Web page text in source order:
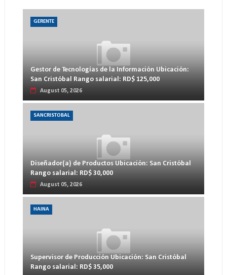
GERENTE
Gestor de Tecnologías de la Información Ubicación:
San Cristóbal Rango salarial: RD$ 125,000
August 05, 2026
SANCRISTOBAL
Diseñador(a) de Productos Ubicación: San Cristóbal
Rango salarial: RD$ 30,000
August 05, 2026
HAINA
Supervisor de Producción Ubicación: San Cristóbal
Rango salarial: RD$ 35,000